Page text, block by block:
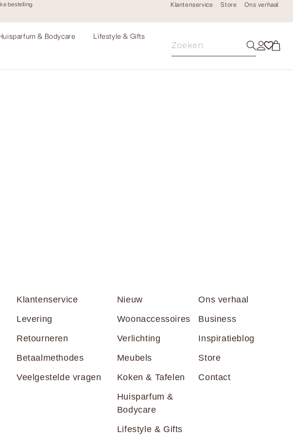
bestelling Klantenservice Store Ons verhaal
& Bodycare Lifestyle & Gifts
Klantenservice
Levering
Retourneren
Betaalmethodes
Veelgestelde vragen
Nieuw
Woonaccessoires
Verlichting
Meubels
Koken & Tafelen
Huisparfum &
Bodycare
Lifestyle & Gifts
Ons verhaal
Business
Inspiratieblog
Store
Contact